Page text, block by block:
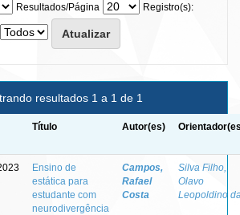
Resultados/Página
Registro(s):
resultados 1 a 1 de 1
Título Autor(es)
Ensino de
estática para
estudante com
neurodivergência
Campos,
Rafael
Costa
Silva Filho,
Olavo
Leopoldino